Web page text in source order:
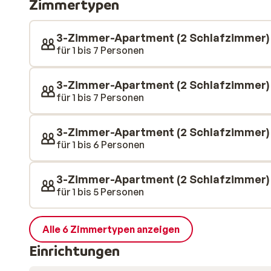
deines Zimmers mit Blick auf die verschneite
Bains ganz in der Nähe. Auch ein Restaurant
sportliche Abenteuer auf der Piste suchst oder eher
ideale Ausgangspunkt für deinen Winterurlaub.
Zimmertypen
3-Zimmer-Apartment (2 Schlafzimmer)
für 1 bis 7 Personen
3-Zimmer-Apartment (2 Schlafzimmer)
für 1 bis 7 Personen
3-Zimmer-Apartment (2 Schlafzimmer)
für 1 bis 6 Personen
3-Zimmer-Apartment (2 Schlafzimmer)
für 1 bis 5 Personen
Alle 6 Zimmertypen anzeigen
Einrichtungen